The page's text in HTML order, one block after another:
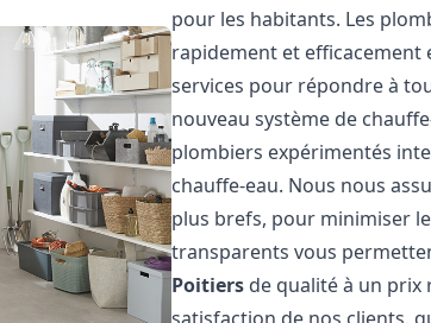
pour les habitants. Les
rapidement et efficacement
services pour répondre à
nouveau système de
plombiers expérimentés
chauffe-eau. Nous nous
plus brefs, pour minimiser
transparents vous
Poitiers de qualité à un prix